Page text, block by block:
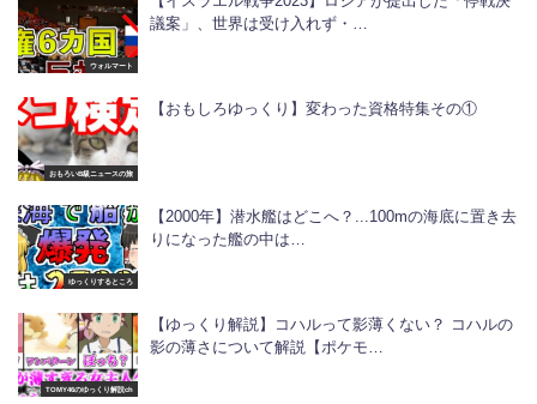
ウォルマート
議案」、世界は受け入れず・…
おもろいB級ニュースの旅
【おもしろゆっくり】変わった資格特集その①
ゆっくりするところ
【2000年】潜水艦はどこへ？...100mの海底に置き去
りになった艦の中は…
TOMY46のゆっくり解説ch
【ゆっくり解説】コハルって影薄くない？ コハルの
影の薄さについて解説【ポケモ…